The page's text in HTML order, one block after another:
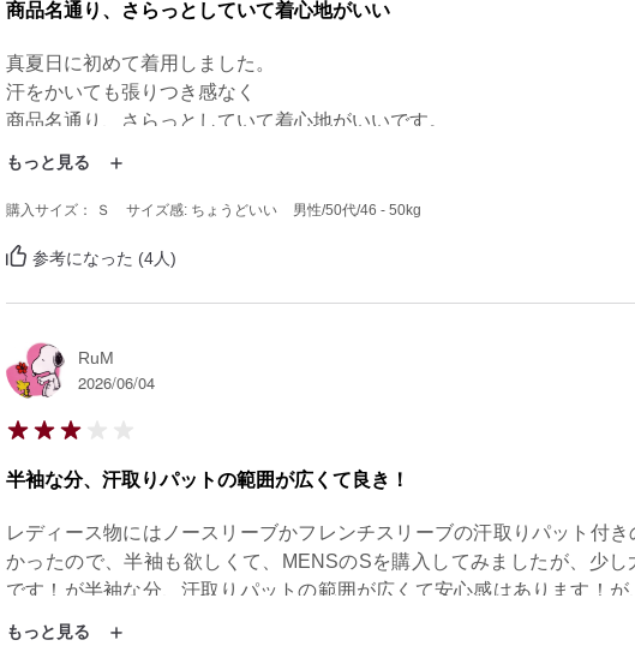
商品名通り、さらっとしていて着心地がいい
真夏日に初めて着用しました。
汗をかいても張りつき感なく
商品名通り、さらっとしていて着心地がいいです。
もっと見る
購入サイズ： Ｓ サイズ感: ちょうどいい 男性/50代/46 - 50kg
参考になった (4人)
RuM
2026/06/04
半袖な分、汗取りパットの範囲が広くて良き！
レディース物にはノースリーブかフレンチスリーブの汗取りパット付き
かったので、半袖も欲しくて、MENSのSを購入してみましたが、少し
です！が半袖な分、汗取りパットの範囲が広くて安心感はあります！が
ス物みたいに首元があまりしっかり空いてないので、ティシャツの来た
もっと見る